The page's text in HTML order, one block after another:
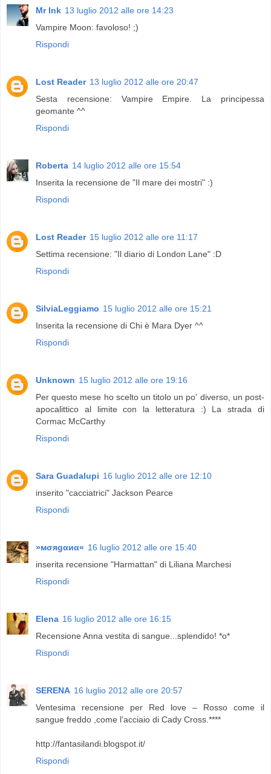
Mr Ink 13 luglio 2012 alle ore 14:23
Vampire Moon: favoloso! ;)
Rispondi
Lost Reader 13 luglio 2012 alle ore 20:47
Sesta recensione: Vampire Empire. La principessa
geomante ^^
Rispondi
Roberta 14 luglio 2012 alle ore 15:54
Inserita la recensione de "Il mare dei mostri" :)
Rispondi
Lost Reader 15 luglio 2012 alle ore 11:17
Settima recensione: "Il diario di London Lane" :D
Rispondi
SilviaLeggiamo 15 luglio 2012 alle ore 15:21
Inserita la recensione di Chi è Mara Dyer ^^
Rispondi
Unknown 15 luglio 2012 alle ore 19:16
Per questo mese ho scelto un titolo un po' diverso, un post-
apocalittico al limite con la letteratura :) La strada di
Cormac McCarthy
Rispondi
Sara Guadalupi 16 luglio 2012 alle ore 12:10
inserito "cacciatrici" Jackson Pearce
Rispondi
»мσяgαиα« 16 luglio 2012 alle ore 15:40
inserita recensione "Harmattan" di Liliana Marchesi
Rispondi
Elena 16 luglio 2012 alle ore 16:15
Recensione Anna vestita di sangue...splendido! *o*
Rispondi
SERENA 16 luglio 2012 alle ore 20:57
Ventesima recensione per Red love – Rosso come il
sangue freddo ,come l’acciaio di Cady Cross.****
http://fantasilandi.blogspot.it/
Rispondi